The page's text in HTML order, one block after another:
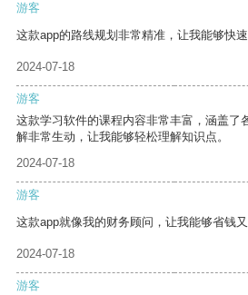
游客
这款app的路线规划非常精准，让我能够快速
2024-07-18
游客
这款学习软件的课程内容非常丰富，涵盖了
解非常生动，让我能够轻松理解知识点。
2024-07-18
游客
这款app就像我的财务顾问，让我能够省钱又
2024-07-18
游客